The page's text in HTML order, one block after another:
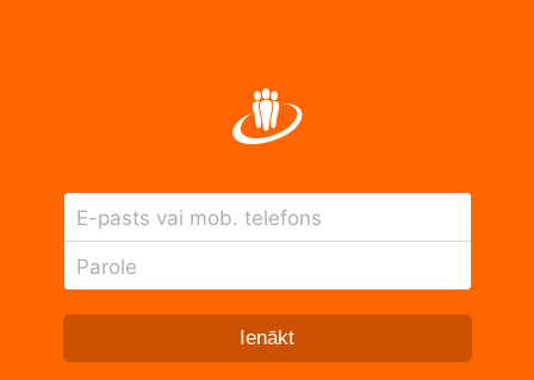
E-pasts vai mob. telefons
Parole
Ienākt